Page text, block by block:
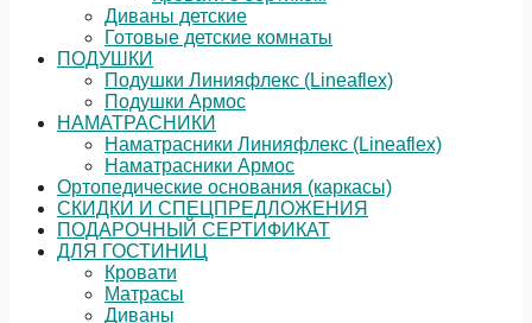
Диваны детские
Готовые детские комнаты
ПОДУШКИ
Подушки Линияфлекс (Lineaflex)
Подушки Армос
НАМАТРАСНИКИ
Наматрасники Линияфлекс (Lineaflex)
Наматрасники Армос
Ортопедические основания (каркасы)
СКИДКИ И СПЕЦПРЕДЛОЖЕНИЯ
ПОДАРОЧНЫЙ СЕРТИФИКАТ
ДЛЯ ГОСТИНИЦ
Кровати
Матрасы
Диваны